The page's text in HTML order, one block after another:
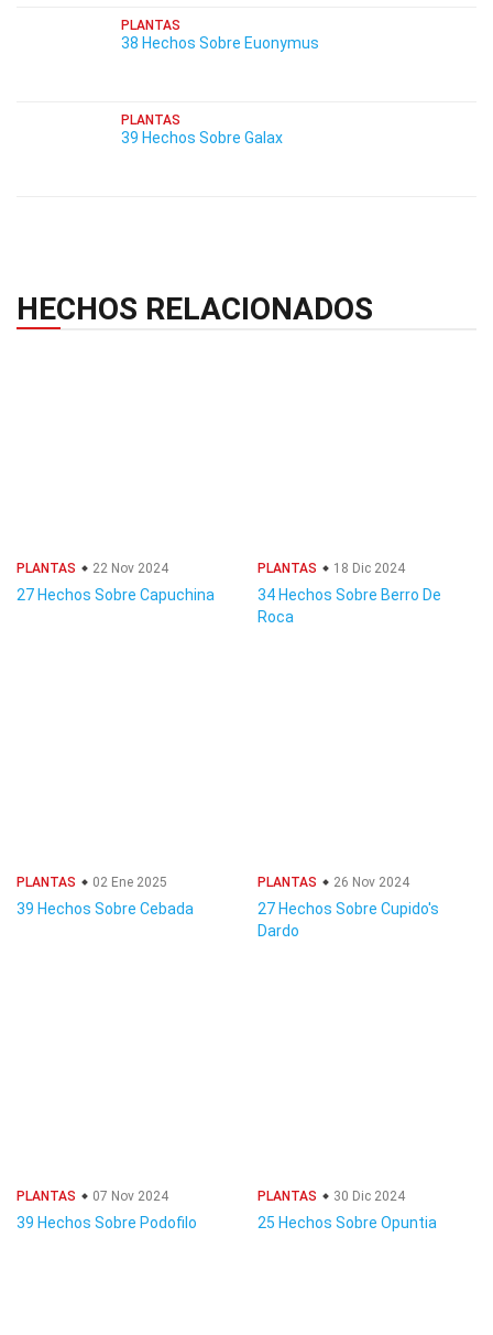
PLANTAS
38 Hechos Sobre Euonymus
PLANTAS
39 Hechos Sobre Galax
HECHOS RELACIONADOS
PLANTAS 22 Nov 2024
27 Hechos Sobre Capuchina
PLANTAS 18 Dic 2024
34 Hechos Sobre Berro De
Roca
PLANTAS 02 Ene 2025
39 Hechos Sobre Cebada
PLANTAS 26 Nov 2024
27 Hechos Sobre Cupido's
Dardo
PLANTAS 07 Nov 2024
39 Hechos Sobre Podofilo
PLANTAS 30 Dic 2024
25 Hechos Sobre Opuntia